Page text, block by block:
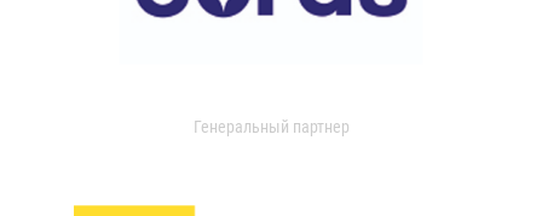
Генеральный партнер